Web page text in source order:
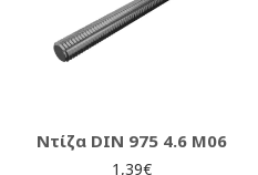
Ντίζα DIN 975 4.6 M06
1,39€